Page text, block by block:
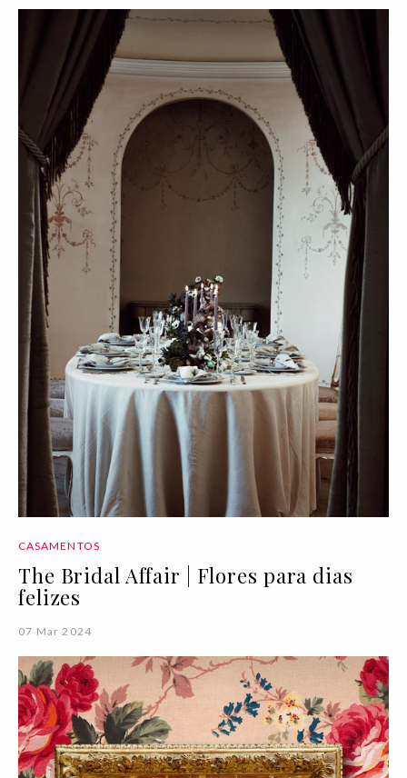
CASAMENTOS
The Bridal Affair | Flores para dias
felizes
07 Mar 2024